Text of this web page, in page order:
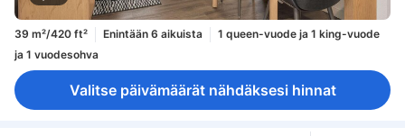
39 m²/420 ft² Enintään 6 aikuista
1 queen-vuode ja 1 king-vuode
ja 1 vuodesohva
Valitse päivämäärät nähdäksesi hinnat